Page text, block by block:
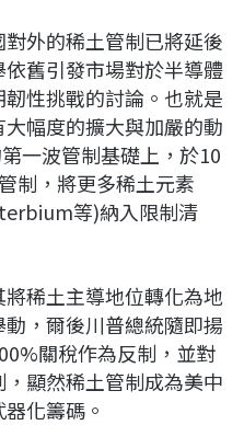
外的稀土管制已將延後
舊引發市場對於半導體
性挑戰的討論。也就是
幅度的擴大與加嚴的動
一波管制基礎上，於10
制，將更多稀土元素
等)納入限制清
稀土主導地位轉化為地
，爾後川普總統隨即揚
關稅作為反制，並對
顯然稀土管制成為美中
化籌碼。